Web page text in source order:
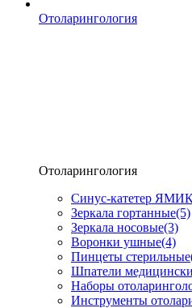
Отоларингология
Отоларингология
Синус-катетер
Зеркала гортанные(5)
Зеркала носовые(3)
Воронки ушные(4)
Пинцеты стерильные
Шпатели
Наборы
Инструменты